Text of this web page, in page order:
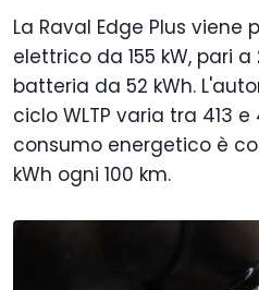
La Raval Edge Plus
elettrico da 155 kW, pari a
batteria da 52 kWh.
ciclo WLTP varia tra 413
consumo energetico è
kWh ogni 100 km.